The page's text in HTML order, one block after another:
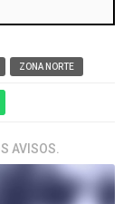
ZONA NORTE
AVISOS.